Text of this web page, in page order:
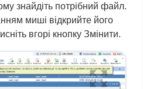
знайдіть потрібний файл.
миші відкрийте його
вгорі кнопку Змінити.